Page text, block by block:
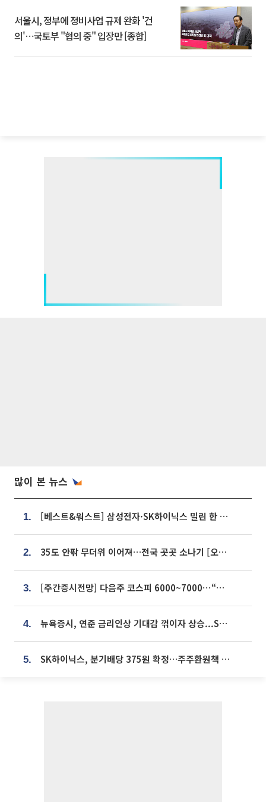
서울시, 정부에 정비사업 규제 완화 '건
의'⋯국토부 "협의 중" 입장만 [종합]
많이 본 뉴스
1. [베스트&워스트] 삼성전자·SK하이닉스 밀린 한 주…상상인증권은 85% 급등
2. 35도 안팎 무더위 이어져…전국 곳곳 소나기 [오늘 날씨]
3. [주간증시전망] 다음주 코스피 6000~7000⋯“外人 수급은 정책이 변수”
4. 뉴욕증시, 연준 금리인상 기대감 꺾이자 상승...S&P500 사상 최고치 [종합]
5. SK하이닉스, 분기배당 375원 확정…주주환원책 9월로 앞당겨 발표